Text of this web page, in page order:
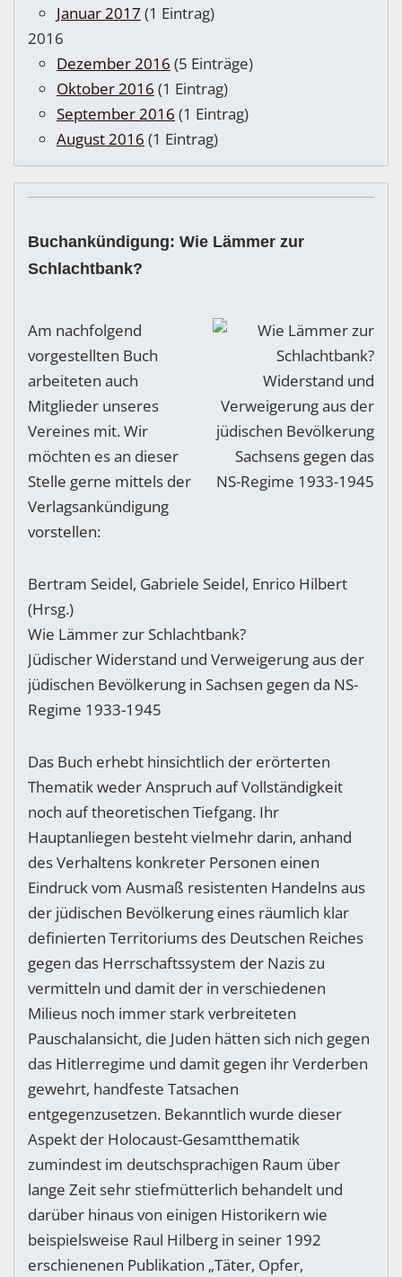
Januar 2017 (1 Eintrag)
2016
Dezember 2016 (5 Einträge)
Oktober 2016 (1 Eintrag)
September 2016 (1 Eintrag)
August 2016 (1 Eintrag)
Buchankündigung: Wie Lämmer zur
Schlachtbank?
Am nachfolgend
vorgestellten Buch
arbeiteten auch
Mitglieder unseres
Vereines mit. Wir
möchten es an dieser
Stelle gerne mittels der
Verlagsankündigung
vorstellen:
Bertram Seidel, Gabriele Seidel, Enrico Hilbert
(Hrsg.)
Wie Lämmer zur Schlachtbank?
Jüdischer Widerstand und Verweigerung aus der
jüdischen Bevölkerung in Sachsen gegen da NS-
Regime 1933-1945
Das Buch erhebt hinsichtlich der erörterten
Thematik weder Anspruch auf Vollständigkeit
noch auf theoretischen Tiefgang. Ihr
Hauptanliegen besteht vielmehr darin, anhand
des Verhaltens konkreter Personen einen
Eindruck vom Ausmaß resistenten Handelns aus
der jüdischen Bevölkerung eines räumlich klar
definierten Territoriums des Deutschen Reiches
gegen das Herrschaftssystem der Nazis zu
vermitteln und damit der in verschiedenen
Milieus noch immer stark verbreiteten
Pauschalansicht, die Juden hätten sich nich gegen
das Hitlerregime und damit gegen ihr Verderben
gewehrt, handfeste Tatsachen
entgegenzusetzen. Bekanntlich wurde dieser
Aspekt der Holocaust-Gesamtthematik
zumindest im deutschsprachigen Raum über
lange Zeit sehr stiefmütterlich behandelt und
darüber hinaus von einigen Historikern wie
beispielsweise Raul Hilberg in seiner 1992
erschienenen Publikation „Täter, Opfer,